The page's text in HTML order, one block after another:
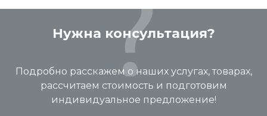
Нужна консультация?
Подробно расскажем о наших услугах, товарах,
рассчитаем стоимость и подготовим
индивидуальное предложение!